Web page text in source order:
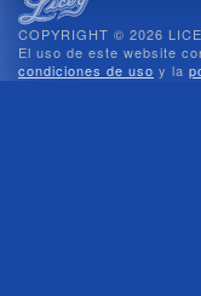
COPYRIGHT © 2026
El uso de este website
condiciones de uso y la